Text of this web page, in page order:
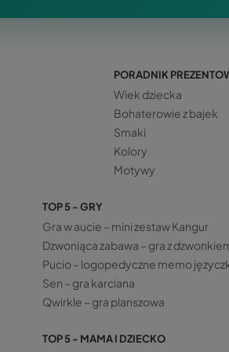
PORADNIK
Wiek dziecka
Bohaterowie z bajek
Smaki
Kolory
Motywy
TOP 5 - GRY
Gra w aucie – mini zestaw Kangur
Dzwoniąca zabawa – gra z
Pucio – logopedyczne memo
Sen – gra karciana
Qwirkle – gra planszowa
TOP 5 - MAMA I DZIECKO